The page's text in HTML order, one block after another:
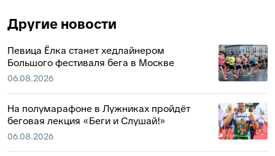
Другие новости
Певица Ёлка станет хедлайнером
Большого фестиваля бега в Москве
06.08.2026
На полумарафоне в Лужниках пройдёт
беговая лекция «Беги и Слушай!»
06.08.2026